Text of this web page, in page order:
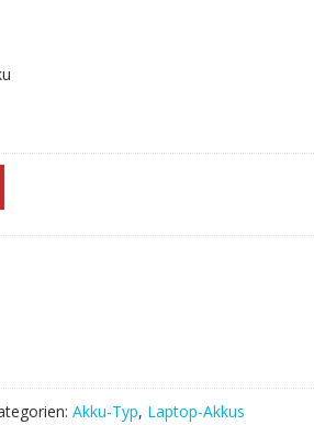
Akku-Typ, Laptop-Akkus